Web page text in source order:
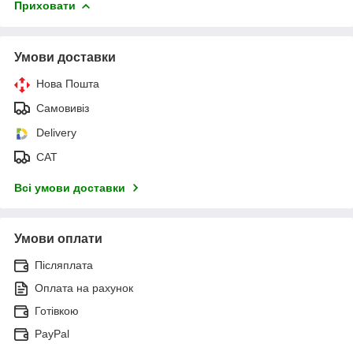
Приховати
Умови доставки
Нова Пошта
Самовивіз
Delivery
САТ
Всі умови доставки
Умови оплати
Післяплата
Оплата на рахунок
Готівкою
PayPal